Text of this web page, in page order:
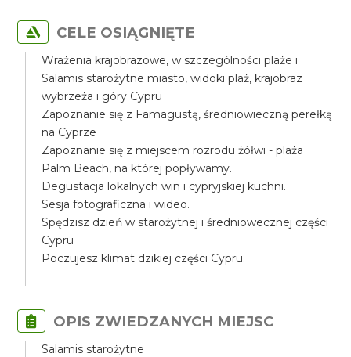
CELE OSIĄGNIĘTE
Wrażenia krajobrazowe, w szczególności plaże i
Salamis starożytne miasto, widoki plaż, krajobraz
wybrzeża i góry Cypru
Zapoznanie się z Famagustą, średniowieczną perełką
na Cyprze
Zapoznanie się z miejscem rozrodu żółwi - plaża
Palm Beach, na której popływamy.
Degustacja lokalnych win i cypryjskiej kuchni.
Sesja fotograficzna i wideo.
Spędzisz dzień w starożytnej i średniowecznej części
Cypru
Poczujesz klimat dzikiej części Cypru.
OPIS ZWIEDZANYCH MIEJSC
Salamis starożytne